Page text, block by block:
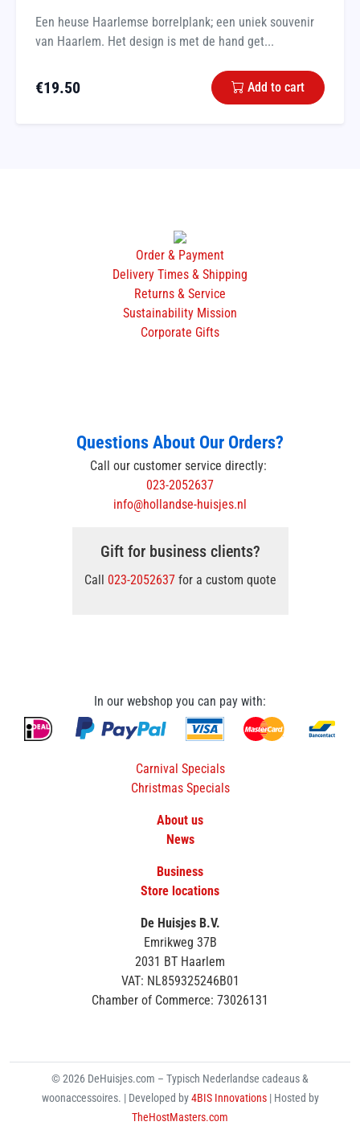
Een heuse Haarlemse borrelplank; een uniek souvenir
van Haarlem. Het design is met de hand get...
€19.50 Add to cart
Order & Payment
Delivery Times & Shipping
Returns & Service
Sustainability Mission
Corporate Gifts
Questions About Our Orders?
Call our customer service directly:
023-2052637
info@hollandse-huisjes.nl
Gift for business clients?
Call 023-2052637for a custom quote
In our webshop you can pay with:
Carnival Specials
Christmas Specials
About us
News
Business
Store locations
De Huisjes B.V.
Emrikweg 37B
2031 BT Haarlem
VAT: NL859325246B01
Chamber of Commerce: 73026131
© 2026 DeHuisjes.com – Typisch Nederlandse cadeaus &
woonaccessoires. | Developed by4BIS Innovations | Hosted by
TheHostMasters.com